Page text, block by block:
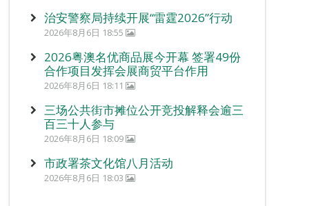
治安警察局持续开展“雷霆2026”行动
2026年8月6日 18:55
2026粤澳名优商品展今开幕 签署49份
合作项目发挥会展商贸平台作用
2026年8月6日 18:11
三场公共街市摊位公开竞投解释会逾三
百三十人参与
2026年8月6日 18:09
市政署茶文化馆八月活动
2026年8月6日 18:03